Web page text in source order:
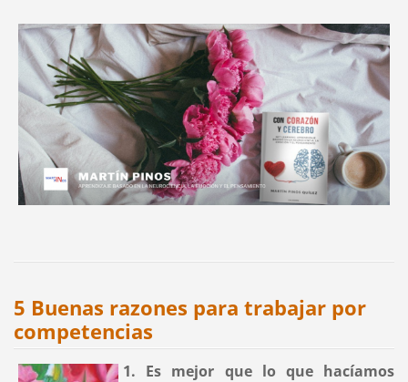
5 Buenas razones para trabajar por
competencias
1. Es mejor que lo que hacíamos